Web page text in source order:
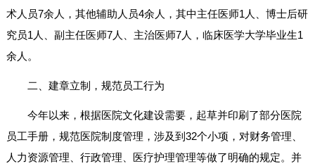
术人员7余人，其他辅助人员4余人，其中主任医师1人、博士后研
究员1人、副主任医师7人、主治医师7人，临床医学大学毕业生1
余人。
二、建章立制，规范员工行为
今年以来，根据医院文化建设需要，起草并印刷了部分医院
员工手册，规范医院制度管理，涉及到32个小项，对财务管理、
人力资源管理、行政管理、医疗护理管理等做了明确的规定。并